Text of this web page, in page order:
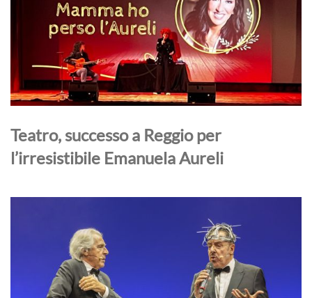
Teatro, successo a Reggio per
l’irresistibile Emanuela Aureli